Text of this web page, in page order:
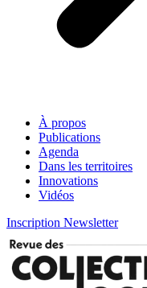
À propos
Publications
Agenda
Dans les territoires
Innovations
Vidéos
Inscription Newsletter